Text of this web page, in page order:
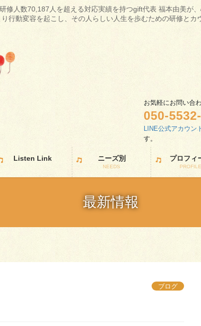
修人数70,187人を超える対応実績を持つgift代表 福本由美が
行動変容を起こし、その人らしい人生を歩むための研修とカ
お気軽にお問い合
050-
LINE公式アカウン
す
Listen Link ニーズ別
NEEDS
プロフィ
PROFILE
最新情報
ブログ